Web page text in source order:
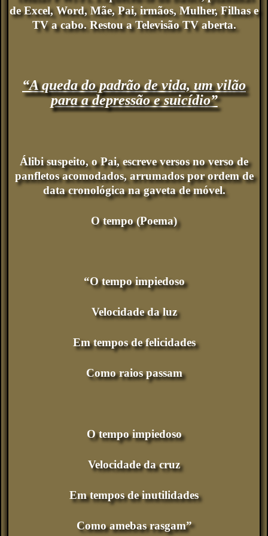
de Excel, Word, Mãe, Pai, irmãos, Mulher, Filhas e
TV a cabo. Restou a Televisão TV aberta.
“A queda do padrão de vida, um vilão
para a depressão e suicídio”
Álibi suspeito, o Pai, escreve versos no verso de
panfletos acomodados, arrumados por ordem de
data cronológica na gaveta de móvel.
O tempo (Poema)
“O tempo impiedoso
Velocidade da luz
Em tempos de felicidades
Como raios passam
O tempo impiedoso
Velocidade da cruz
Em tempos de inutilidades
Como amebas rasgam”